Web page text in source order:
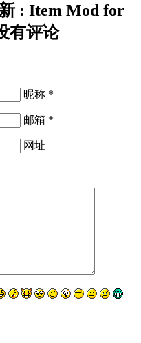
: Item Mod for
有评论
昵称 *
邮箱 *
网址